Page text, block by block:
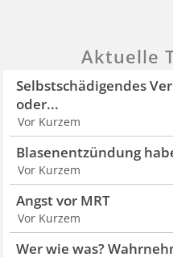
Aktuelle
Selbstschädigendes
oder...
Vor Kurzem
Blasenentzündung
Vor Kurzem
Angst vor MRT
Vor Kurzem
Wer wie was?